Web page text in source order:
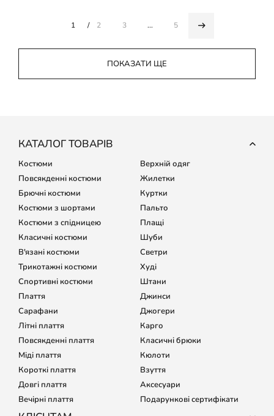
1 2 3 ... 5
ПОКАЗАТИ ЩЕ
КАТАЛОГ ТОВАРІВ
Костюми
Повсякденні костюми
Брючні костюми
Костюми з шортами
Костюми з спідницею
Класичні костюми
В'язані костюми
Трикотажні костюми
Спортивні костюми
Плаття
Сарафани
Літні плаття
Повсякденні плаття
Міді плаття
Короткі плаття
Довгі плаття
Вечірні плаття
Верхній одяг
Жилетки
Куртки
Пальто
Плащі
Шуби
Светри
Худі
Штани
Джинси
Джогери
Карго
Класичні брюки
Кюлоти
Взуття
Аксесуари
Подарункові сертифікати